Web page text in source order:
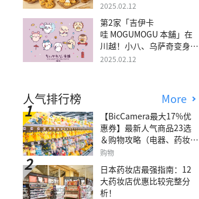
2025.02.12
第2家「吉伊卡
哇 MOGUMOGU 本舖」在
川越！小八、乌萨奇变身可
爱地瓜！
2025.02.12
人气排行榜 More
【BicCamera最大17%优
惠券】最新人气商品23选
＆购物攻略（电器、药妆、
玩具等）
购物
日本药妆店最强指南：12
大药妆店优惠比较完整分
析！